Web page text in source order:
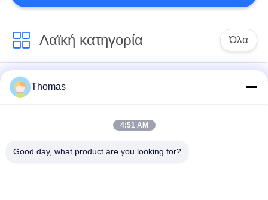
Λαϊκή κατηγορία Όλα
ksd301 θερμοστάτης
αναστοιχειοθέτησης
θερμοστάτης
ksd301 θερμικός
Thomas
4:51 AM
Good day, what product are you looking for?